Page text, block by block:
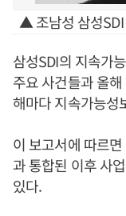
▲ 조남성 삼성
삼성SDI의 지속가
주요 사건들과 올
해마다 지속가능성
이 보고서에 따르
과 통합된 이후 사
있다.